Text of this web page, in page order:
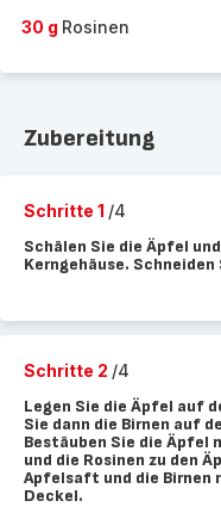
30 g Rosinen
Zubereitung
Schritte 1 /4
Schälen Sie die Äpfel
Kerngehäuse.
Schritte 2 /4
Legen Sie die Äpfel auf
Sie dann die Birnen auf
Bestäuben Sie die Äpfel
und die Rosinen zu den
Apfelsaft und die Birnen
Deckel.